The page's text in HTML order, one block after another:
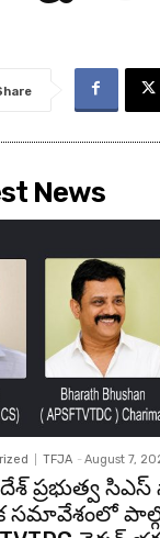
News
TFJA - August 7,
ప్రభుత్వ
సమావేశంలో